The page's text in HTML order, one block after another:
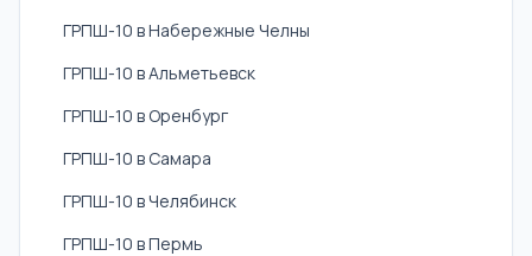
ГРПШ-10 в Набережные Челны
ГРПШ-10 в Альметьевск
ГРПШ-10 в Оренбург
ГРПШ-10 в Самара
ГРПШ-10 в Челябинск
ГРПШ-10 в Пермь